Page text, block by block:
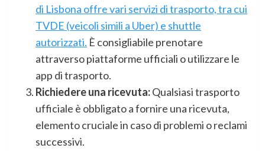
di Lisbona offre vari servizi di trasporto, tra cui
TVDE (veicoli simili a Uber) e shuttle
autorizzati. È consigliabile prenotare
attraverso piattaforme ufficiali o utilizzare le
app di trasporto.
Richiedere una ricevuta:Qualsiasi trasporto
ufficiale è obbligato a fornire una ricevuta,
elemento cruciale in caso di problemi o reclami
successivi.